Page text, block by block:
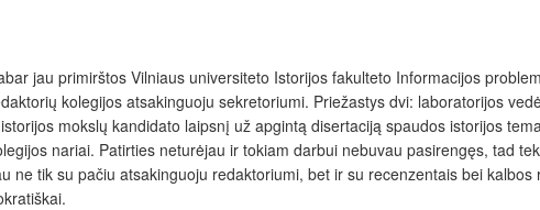
jau primirštos Vilniaus universiteto Istorijos fakulteto Informacijos
kolegijos atsakinguoju sekretoriumi. Priežastys dvi: laboratorijos
mokslų kandidato laipsnį už apgintą disertaciją spaudos istorijos
nariai. Patirties neturėjau ir tokiam darbui nebuvau pasirengęs, tad
tik su pačiu atsakinguoju redaktoriumi, bet ir su recenzentais bei